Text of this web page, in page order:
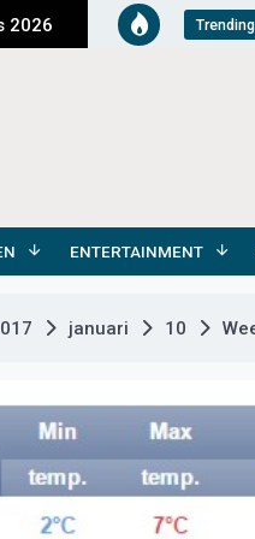
2026
Actueel
ENTERTAINMENT
januari 10